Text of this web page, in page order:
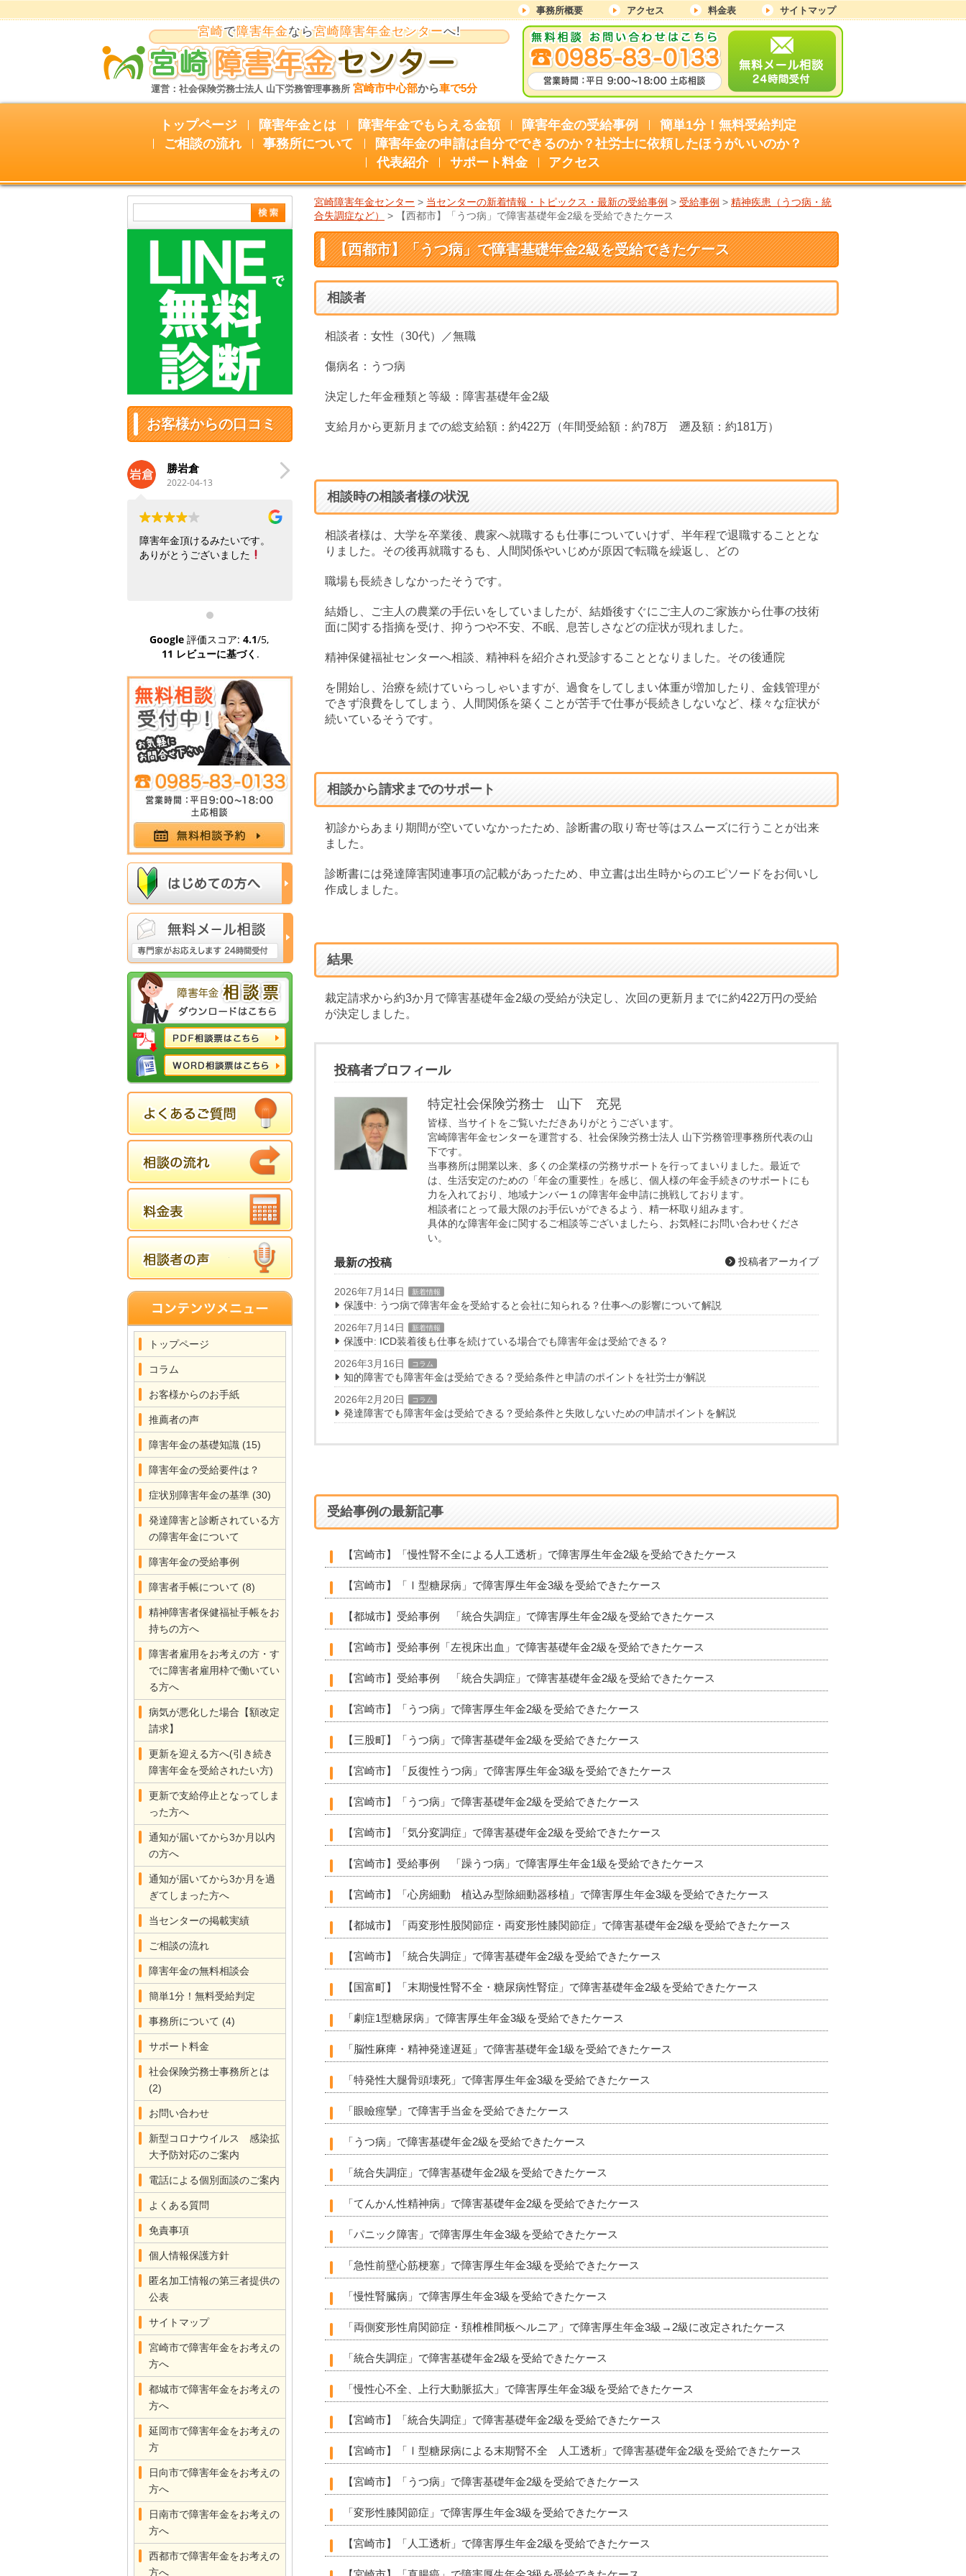
宮崎で障害年金なら宮崎障害年金センターへ!
運営：社会保険労務士法人 山下労務管理事務所 宮崎市中心部から車で5分
事務所概要 アクセス 料金表 サイトマップ
トップページ 障害年金とは 障害年金でもらえる金額 障害年金の受給事例
簡単1分！無料受給判定
ご相談の流れ
事務所について
障害年金の申請は自分でできるのか？社労士に依頼したほうがいいのか？
代表紹介
サポート料金 アクセス
宮崎障害年金センター > 当センターの新着情報・トピックス・最新の受給事例 > 受給事例 > 精神疾患（うつ病・統
合失調症など）
> 【西都市】「うつ病」で障害基礎年金2級を受給できたケース
【西都市】「うつ病」で障害基礎年金2級を受給できたケース
相談者
相談者：女性（30代）／無職
傷病名：うつ病
決定した年金種類と等級：障害基礎年金2級
支給月から更新月までの総支給額：約422万（年間受給額：約78万 遡及額：約181万）
相談時の相談者様の状況
相談者様は、大学を卒業後、農家へ就職するも仕事についていけず、半年程で退職することとな
りました。その後再就職するも、人間関係やいじめが原因で転職を繰返し、どの
職場も長続きしなかったそうです。
結婚し、ご主人の農業の手伝いをしていましたが、結婚後すぐにご主人のご家族から仕事の技術
面に関する指摘を受け、抑うつや不安、不眠、息苦しさなどの症状が現れました。
精神保健福祉センターへ相談、精神科を紹介され受診することとなりました。その後通院
を開始し、治療を続けていらっしゃいますが、過食をしてしまい体重が増加したり、金銭管理が
できず浪費をしてしまう、人間関係を築くことが苦手で仕事が長続きしないなど、様々な症状が
続いているそうです。
相談から請求までのサポート
初診からあまり期間が空いていなかったため、診断書の取り寄せ等はスムーズに行うことが出来
ました。
診断書には発達障害関連事項の記載があったため、申立書は出生時からのエピソードをお伺いし
作成しました。
結果
裁定請求から約3か月で障害基礎年金2級の受給が決定し、次回の更新月までに約422万円の受給
が決定しました。
投稿者プロフィール
特定社会保険労務士 山下 充晃
皆様、当サイトをご覧いただきありがとうございます。
宮崎障害年金センターを運営する、社会保険労務士法人 山下労務管理事務所代表の山
下です。
当事務所は開業以来、多くの企業様の労務サポートを行ってまいりました。最近で
は、生活安定のための「年金の重要性」を感じ、個人様の年金手続きのサポートにも
力を入れており、地域ナンバー１の障害年金申請に挑戦しております。
相談者にとって最大限のお手伝いができるよう、精一杯取り組みます。
具体的な障害年金に関するご相談等ございましたら、お気軽にお問い合わせくださ
い。
最新の投稿 投稿者アーカイブ
2026年7月14日 新着情報
保護中: うつ病で障害年金を受給すると会社に知られる？仕事への影響について解説
2026年7月14日
新着情報
保護中: ICD装着後も仕事を続けている場合でも障害年金は受給できる？
2026年3月16日
コラム
知的障害でも障害年金は受給できる？受給条件と申請のポイントを社労士が解説
2026年2月20日
コラム
発達障害でも障害年金は受給できる？受給条件と失敗しないための申請ポイントを解説
受給事例の最新記事
【宮崎市】「慢性腎不全による人工透析」で障害厚生年金2級を受給できたケース
【宮崎市】「Ⅰ型糖尿病」で障害厚生年金3級を受給できたケース
【都城市】受給事例 「統合失調症」で障害厚生年金2級を受給できたケース
【宮崎市】受給事例「左視床出血」で障害基礎年金2級を受給できたケース
【宮崎市】受給事例 「統合失調症」で障害基礎年金2級を受給できたケース
【宮崎市】「うつ病」で障害厚生年金2級を受給できたケース
【三股町】「うつ病」で障害基礎年金2級を受給できたケース
【宮崎市】「反復性うつ病」で障害厚生年金3級を受給できたケース
【宮崎市】「うつ病」で障害基礎年金2級を受給できたケース
【宮崎市】「気分変調症」で障害基礎年金2級を受給できたケース
【宮崎市】受給事例 「躁うつ病」で障害厚生年金1級を受給できたケース
【宮崎市】「心房細動 植込み型除細動器移植」で障害厚生年金3級を受給できたケース
【都城市】「両変形性股関節症・両変形性膝関節症」で障害基礎年金2級を受給できたケース
【宮崎市】「統合失調症」で障害基礎年金2級を受給できたケース
【国富町】「末期慢性腎不全・糖尿病性腎症」で障害基礎年金2級を受給できたケース
「劇症1型糖尿病」で障害厚生年金3級を受給できたケース
「脳性麻痺・精神発達遅延」で障害基礎年金1級を受給できたケース
「特発性大腿骨頭壊死」で障害厚生年金3級を受給できたケース
「眼瞼痙攣」で障害手当金を受給できたケース
「うつ病」で障害基礎年金2級を受給できたケース
「統合失調症」で障害基礎年金2級を受給できたケース
「てんかん性精神病」で障害基礎年金2級を受給できたケース
「パニック障害」で障害厚生年金3級を受給できたケース
「急性前壁心筋梗塞」で障害厚生年金3級を受給できたケース
「慢性腎臓病」で障害厚生年金3級を受給できたケース
「両側変形性肩関節症・頚椎椎間板ヘルニア」で障害厚生年金3級→2級に改定されたケース
「統合失調症」で障害基礎年金2級を受給できたケース
「慢性心不全、上行大動脈拡大」で障害厚生年金3級を受給できたケース
【宮崎市】「統合失調症」で障害基礎年金2級を受給できたケース
【宮崎市】「Ⅰ型糖尿病による末期腎不全 人工透析」で障害基礎年金2級を受給できたケース
【宮崎市】「うつ病」で障害基礎年金2級を受給できたケース
「変形性膝関節症」で障害厚生年金3級を受給できたケース
【宮崎市】「人工透析」で障害厚生年金2級を受給できたケース
お客様からの口コミ
勝岩倉
2022-04-13
障害年金頂けるみたいです。
ありがとうございました
ふるちはや
2022-02-21
手続き方法など、何もわから
なかった事を、丁寧にわかり
た。申請には時間は少しかか
了しました。一人で悩まずに
相談されてみてはと思いま
す。本当に、相談して良かっ
た。ありがとうございまし
2022-02-14
親切丁寧でとても対応も良く
感謝しております。 分からな
てくださり、何より対応が早
ました。 本当にありがとうご
ざいます。
2020-02-17
障害者年金も扱っている。成
果報酬だから安心出来る。
2018-06-10
親切丁寧な労務士さん方で
す。
Google 評価スコア: 4.1/5,
11 レビューに基づく .
トップページ
コラム
お客様からのお手紙
推薦者の声
障害年金の基礎知識 (15)
障害年金の受給要件は？
症状別障害年金の基準 (30)
発達障害と診断されている方
の障害年金について
障害年金の受給事例
障害者手帳について (8)
精神障害者保健福祉手帳をお
持ちの方へ
障害者雇用をお考えの方・す
でに障害者雇用枠で働いてい
る方へ
病気が悪化した場合【額改定
請求】
更新を迎える方へ(引き続き
障害年金を受給されたい方)
更新で支給停止となってしま
った方へ
通知が届いてから3か月以内
の方へ
通知が届いてから3か月を過
ぎてしまった方へ
当センターの掲載実績
ご相談の流れ
障害年金の無料相談会
簡単1分！無料受給判定
事務所について (4)
サポート料金
社会保険労務士事務所とは
(2)
お問い合わせ
新型コロナウイルス 感染拡
大予防対応のご案内
電話による個別面談のご案内
よくある質問
免責事項
個人情報保護方針
匿名加工情報の第三者提供の
公表
サイトマップ
宮崎市で障害年金をお考えの
方へ
都城市で障害年金をお考えの
方へ
延岡市で障害年金をお考えの
方
日向市で障害年金をお考えの
方へ
日南市で障害年金をお考えの
方へ
西都市で障害年金をお考えの
方へ